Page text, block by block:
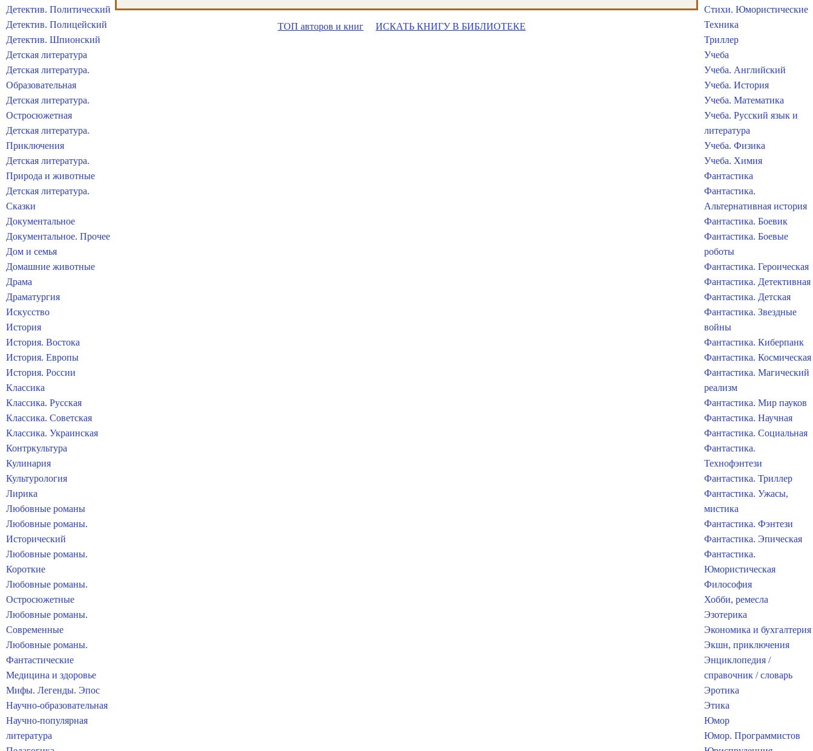
ТОП авторов и книг ИСКАТЬ КНИГУ В БИБЛИОТЕКЕ
Детектив. Политический
Детектив. Полицейский
Детектив. Шпионский
Детская литература
Детская литература.
Образовательная
Детская литература.
Остросюжетная
Детская литература.
Приключения
Детская литература.
Природа и животные
Детская литература.
Сказки
Документальное
Документальное. Прочее
Дом и семья
Домашние животные
Драма
Драматургия
Искусство
История
История. Востока
История. Европы
История. России
Классика
Классика. Русская
Классика. Советская
Классика. Украинская
Контркультура
Кулинария
Культурология
Лирика
Любовные романы
Любовные романы.
Исторический
Любовные романы.
Короткие
Любовные романы.
Остросюжетные
Любовные романы.
Современные
Любовные романы.
Фантастические
Медицина и здоровье
Мифы. Легенды. Эпос
Научно-образовательная
Научно-популярная
литература
Стихи. Юмористические
Техника
Триллер
Учеба
Учеба. Английский
Учеба. История
Учеба. Математика
Учеба. Русский язык и
литература
Учеба. Физика
Учеба. Химия
Фантастика
Фантастика.
Альтернативная история
Фантастика. Боевик
Фантастика. Боевые
роботы
Фантастика. Героическая
Фантастика. Детективная
Фантастика. Детская
Фантастика. Звездные
войны
Фантастика. Киберпанк
Фантастика. Космическая
Фантастика. Магический
реализм
Фантастика. Мир пауков
Фантастика. Научная
Фантастика. Социальная
Фантастика.
Технофэнтези
Фантастика. Триллер
Фантастика. Ужасы,
мистика
Фантастика. Фэнтези
Фантастика. Эпическая
Фантастика.
Юмористическая
Философия
Хобби, ремесла
Эзотерика
Экономика и бухгалтерия
Экшн, приключения
Энциклопедия /
справочник / словарь
Эротика
Этика
Юмор
Юмор. Программистов